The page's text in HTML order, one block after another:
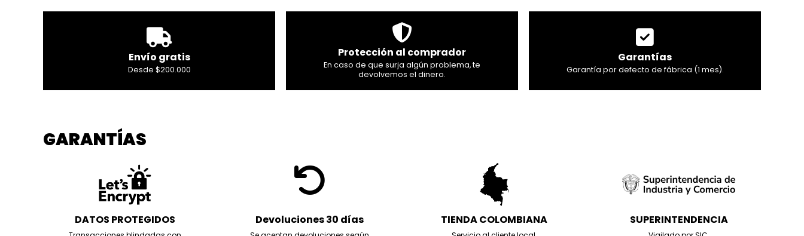
Envío gratis
Desde $200.000
Protección al comprador
En caso de que surja algún problema, te
devolvemos el dinero.
Garantías
Garantía por defecto de fábrica (1 mes).
GARANTÍAS
DATOS PROTEGIDOS Devoluciones 30 días TIENDA COLOMBIANA SUPERINTENDENCIA